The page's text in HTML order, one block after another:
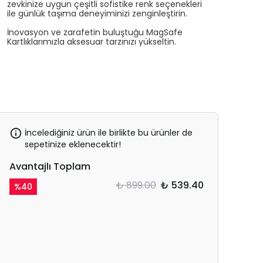
zevkinize uygun çeşitli sofistike renk seçenekleri
ile günlük taşıma deneyiminizi zenginleştirin.
İnovasyon ve zarafetin buluştuğu MagSafe
Kartlıklarımızla aksesuar tarzınızı yükseltin.
İncelediğiniz ürün ile birlikte bu ürünler de
sepetinize eklenecektir!
Avantajlı Toplam
%40 ₺ 899.00 ₺ 539.40